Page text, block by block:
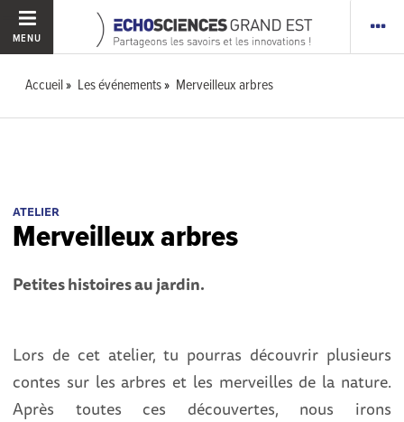
MENU
Accueil Les événements Merveilleux arbres
ATELIER
Merveilleux arbres
Petites histoires au jardin.
Lors de cet atelier, tu pourras découvrir plusieurs
contes sur les arbres et les merveilles de la nature.
Après toutes ces découvertes, nous irons